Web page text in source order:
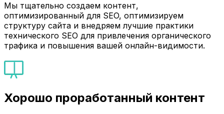
Мы тщательно создаем контент,
оптимизированный для SEO, оптимизируем
структуру сайта и внедряем лучшие практики
технического SEO для привлечения органического
трафика и повышения вашей онлайн-видимости.
Хорошо проработанный контент